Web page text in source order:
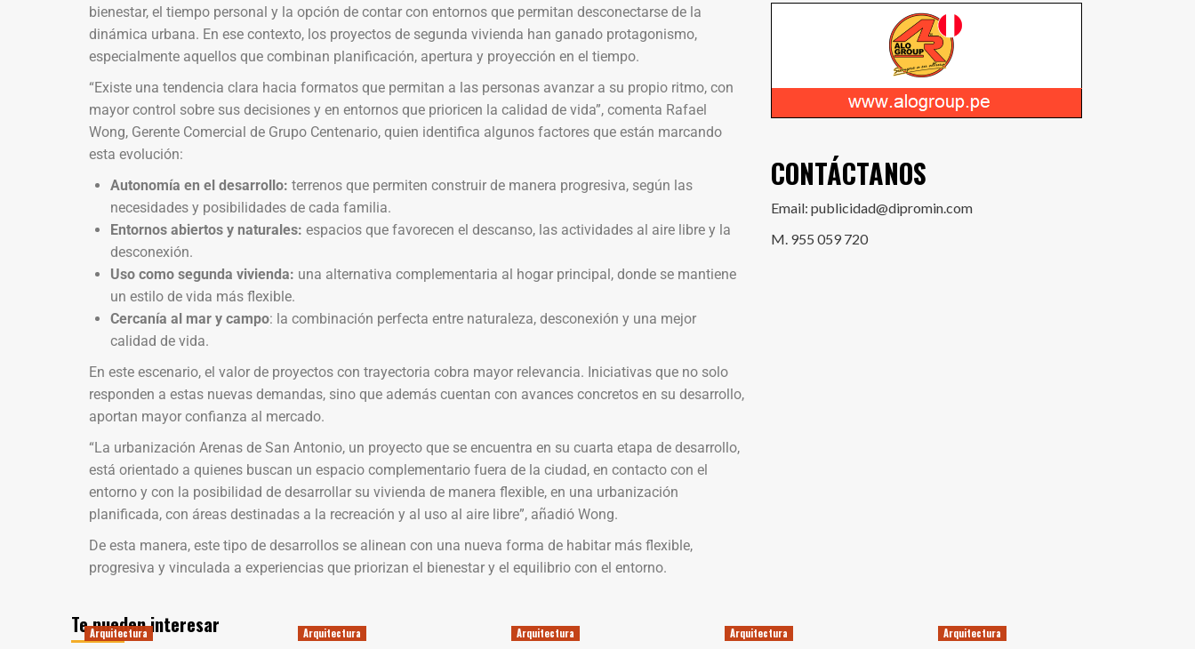
bienestar, el tiempo personal y la opción de contar con entornos que permitan desconectarse de la
dinámica urbana. En ese contexto, los proyectos de segunda vivienda han ganado protagonismo,
especialmente aquellos que combinan planificación, apertura y proyección en el tiempo.
“Existe una tendencia clara hacia formatos que permitan a las personas avanzar a su propio ritmo, con
mayor control sobre sus decisiones y en entornos que prioricen la calidad de vida”, comenta Rafael
Wong, Gerente Comercial de Grupo Centenario, quien identifica algunos factores que están marcando
esta evolución:
Autonomía en el desarrollo: terrenos que permiten construir de manera progresiva, según las
necesidades y posibilidades de cada familia.
Entornos abiertos y naturales: espacios que favorecen el descanso, las actividades al aire libre y la
desconexión.
Uso como segunda vivienda: una alternativa complementaria al hogar principal, donde se mantiene
un estilo de vida más flexible.
Cercanía al mar y campo: la combinación perfecta entre naturaleza, desconexión y una mejor
calidad de vida.
En este escenario, el valor de proyectos con trayectoria cobra mayor relevancia. Iniciativas que no solo
responden a estas nuevas demandas, sino que además cuentan con avances concretos en su desarrollo,
aportan mayor confianza al mercado.
“La urbanización Arenas de San Antonio, un proyecto que se encuentra en su cuarta etapa de desarrollo,
está orientado a quienes buscan un espacio complementario fuera de la ciudad, en contacto con el
entorno y con la posibilidad de desarrollar su vivienda de manera flexible, en una urbanización
planificada, con áreas destinadas a la recreación y al uso al aire libre”, añadió Wong.
De esta manera, este tipo de desarrollos se alinean con una nueva forma de habitar más flexible,
progresiva y vinculada a experiencias que priorizan el bienestar y el equilibrio con el entorno.
CONTÁCTANOS
Email: publicidad@dipromin.com
M. 955 059 720
Te pueden interesar
Arquitectura Arquitectura Arquitectura Arquitectura Arquitectura